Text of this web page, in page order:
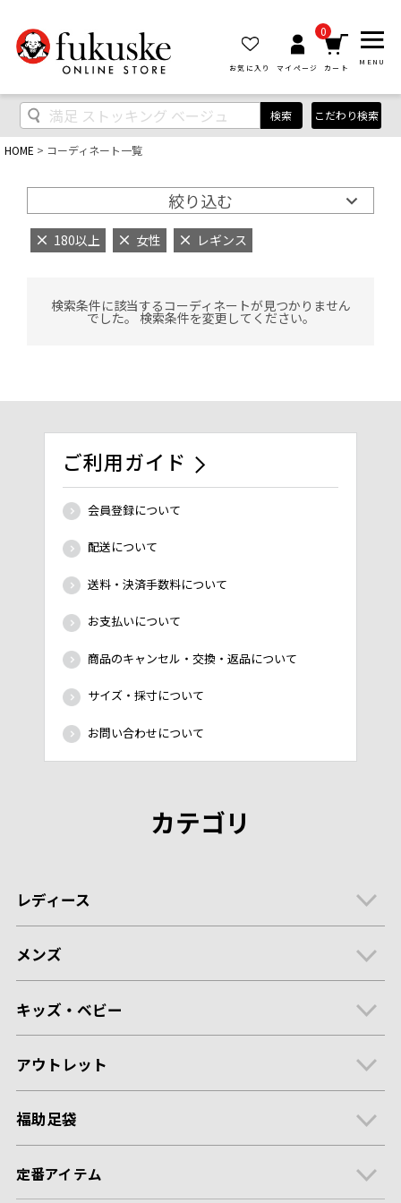
お気に入り マイページ
0
カート
MENU
検索 こだわり検索
HOME コーディネート一覧
絞り込む
180以上 女性 レギンス
検索条件に該当するコーディネートが見つかりません
でした。 検索条件を変更してください。
ご利用ガイド
会員登録について
配送について
送料・決済手数料について
お支払いについて
商品のキャンセル・交換・返品について
サイズ・採寸について
お問い合わせについて
カテゴリ
レディース
メンズ
キッズ・ベビー
アウトレット
福助足袋
定番アイテム